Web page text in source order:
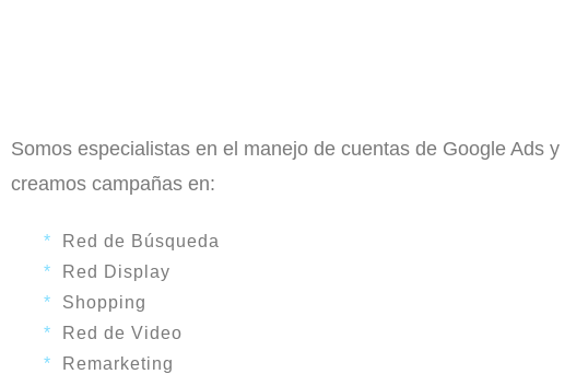
Somos especialistas en el manejo de cuentas de Google Ads y
creamos campañas en:
*
Red de Búsqueda
*
Red Display
* Shopping
*
Red de Video
*
Remarketing